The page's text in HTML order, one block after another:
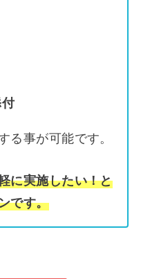
る事が可能です。
に実施したい！と
です。